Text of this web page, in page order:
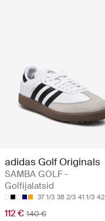
adidas Golf Originals
SAMBA GOLF -
Golfijalatsid
37 1/3 38 2/3 41 1/3 42
112 € 140 €